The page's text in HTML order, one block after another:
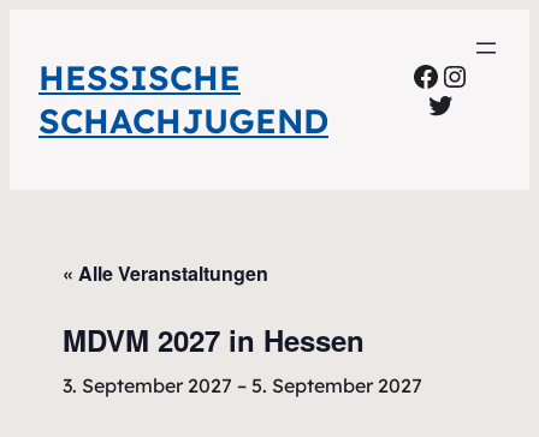
HESSISCHE
SCHACHJUGEND
Twitter
« Alle Veranstaltungen
MDVM 2027 in Hessen
3. September 2027 – 5. September 2027